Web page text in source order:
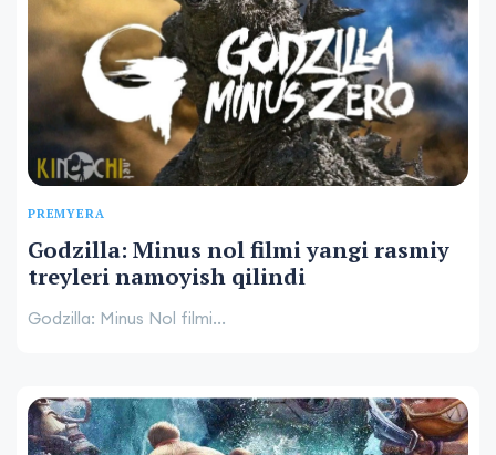
PREMYERA
Godzilla: Minus nol filmi yangi rasmiy
treyleri namoyish qilindi
Godzilla: Minus Nol filmi...